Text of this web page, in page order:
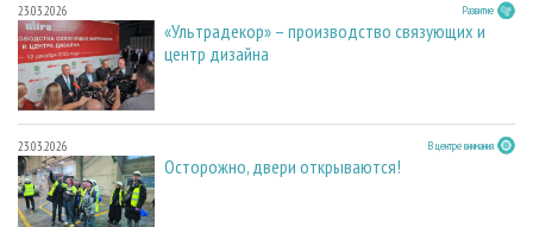
23.03.2026 Развитие
«Ультрадекор» – производство связующих и
центр дизайна
23.03.2026 В центре внимания
Осторожно, двери открываются!